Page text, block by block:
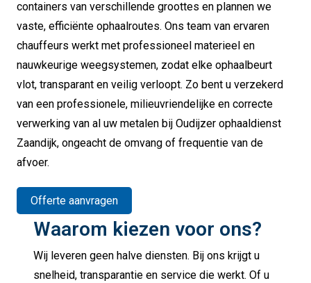
containers van verschillende groottes en plannen we
vaste, efficiënte ophaalroutes. Ons team van ervaren
chauffeurs werkt met professioneel materieel en
nauwkeurige weegsystemen, zodat elke ophaalbeurt
vlot, transparant en veilig verloopt. Zo bent u verzekerd
van een professionele, milieuvriendelijke en correcte
verwerking van al uw metalen bij Oudijzer ophaaldienst
Zaandijk, ongeacht de omvang of frequentie van de
afvoer.
Offerte aanvragen
Waarom kiezen voor ons?
Wij leveren geen halve diensten. Bij ons krijgt u
snelheid, transparantie en service die werkt. Of u